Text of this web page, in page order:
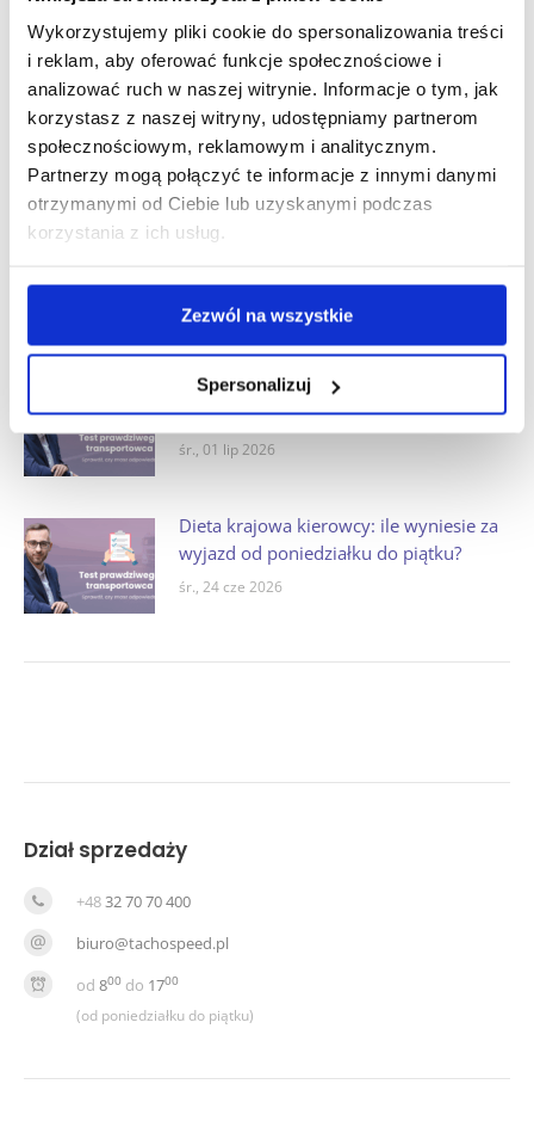
Wykorzystujemy pliki cookie do spersonalizowania treści
i reklam, aby oferować funkcje społecznościowe i
analizować ruch w naszej witrynie. Informacje o tym, jak
korzystasz z naszej witryny, udostępniamy partnerom
społecznościowym, reklamowym i analitycznym.
Partnerzy mogą połączyć te informacje z innymi danymi
otrzymanymi od Ciebie lub uzyskanymi podczas
korzystania z ich usług.
Zezwól na wszystkie
Spersonalizuj
Kiedy nie trzeba zaświadczenia na
przewozy drogowe na potrzeby własne?
Sprawdź się w quizie
śr., 22 lip 2026
Czy kierowca busa na wyłączeniu musi
Ile godzin może jechać kierowca busa
2,5 t w transporcie międzynarodowym?
śr., 01 lip 2026
Dieta krajowa kierowcy: ile wyniesie za
wyjazd od poniedziałku do piątku?
śr., 24 cze 2026
Dział sprzedaży
+4832 70 70 400
biuro@tachospeed.pl
od 800 do 1700
(od poniedziałku do piątku)